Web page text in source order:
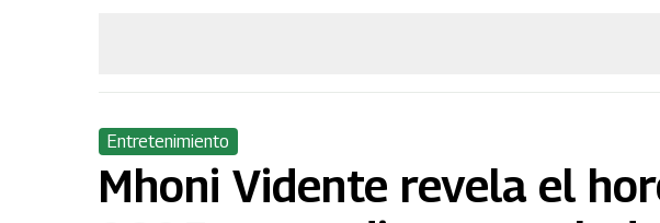
Entretenimiento
Mhoni Vidente revela el